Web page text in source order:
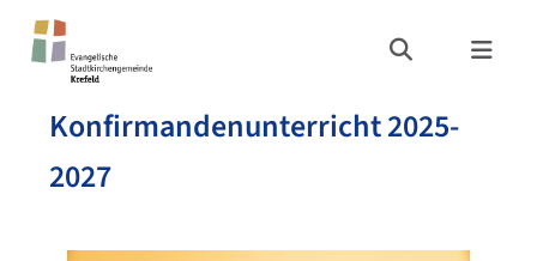
Konfirmandenunterricht 2025-
2027